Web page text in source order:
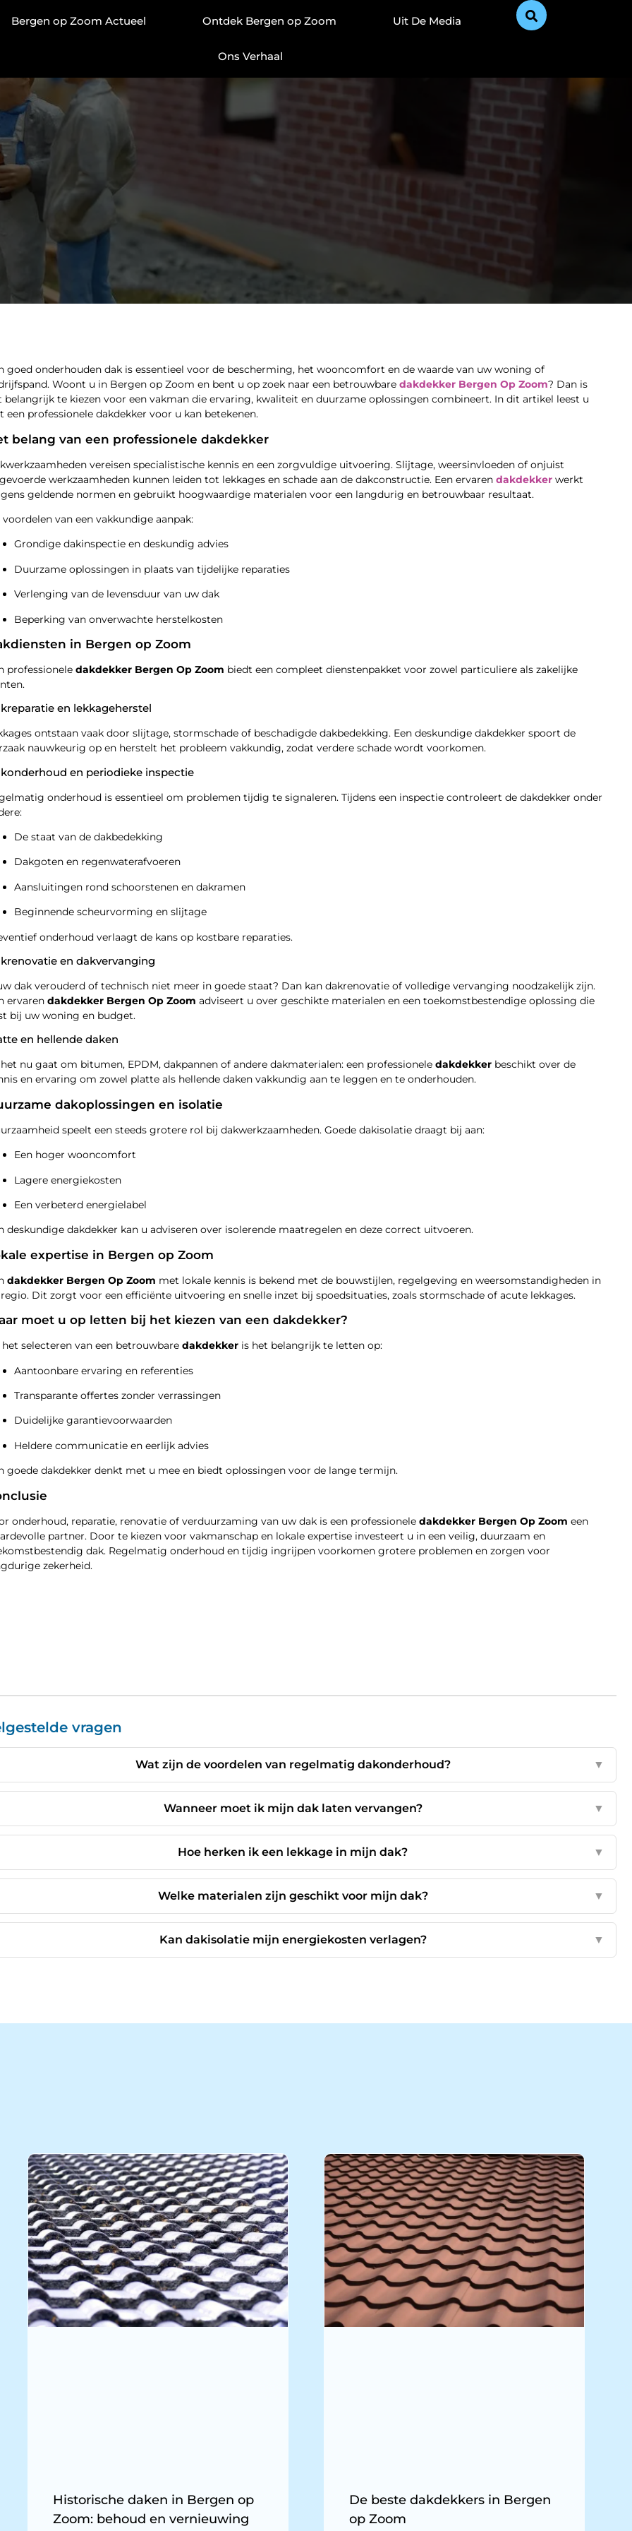
Bergen op Zoom Actueel Ontdek Bergen op Zoom Uit De Media
Ons Verhaal
goed onderhouden dak is essentieel voor de bescherming, het wooncomfort en de waarde van uw woning of
Woont u in Bergen op Zoom en bent u op zoek naar een betrouwbare dakdekker Bergen Op Zoom? Dan is
belangrijk te kiezen voor een vakman die ervaring, kwaliteit en duurzame oplossingen combineert. In dit artikel leest u
een professionele dakdekker voor u kan betekenen.
belang van een professionele dakdekker
vereisen specialistische kennis en een zorgvuldige uitvoering. Slijtage, weersinvloeden of onjuist
werkzaamheden kunnen leiden tot lekkages en schade aan de dakconstructie. Een ervaren dakdekker werkt
geldende normen en gebruikt hoogwaardige materialen voor een langdurig en betrouwbaar resultaat.
voordelen van een vakkundige aanpak:
Grondige dakinspectie en deskundig advies
Duurzame oplossingen in plaats van tijdelijke reparaties
Verlenging van de levensduur van uw dak
Beperking van onverwachte herstelkosten
in Bergen op Zoom
professionele dakdekker Bergen Op Zoom biedt een compleet dienstenpakket voor zowel particuliere als zakelijke
en lekkageherstel
ontstaan vaak door slijtage, stormschade of beschadigde dakbedekking. Een deskundige dakdekker spoort de
nauwkeurig op en herstelt het probleem vakkundig, zodat verdere schade wordt voorkomen.
en periodieke inspectie
onderhoud is essentieel om problemen tijdig te signaleren. Tijdens een inspectie controleert de dakdekker onder
De staat van de dakbedekking
Dakgoten en regenwaterafvoeren
Aansluitingen rond schoorstenen en dakramen
Beginnende scheurvorming en slijtage
onderhoud verlaagt de kans op kostbare reparaties.
en dakvervanging
dak verouderd of technisch niet meer in goede staat? Dan kan dakrenovatie of volledige vervanging noodzakelijk zijn.
ervaren dakdekker Bergen Op Zoom adviseert u over geschikte materialen en een toekomstbestendige oplossing die
bij uw woning en budget.
en hellende daken
nu gaat om bitumen, EPDM, dakpannen of andere dakmaterialen: een professionele dakdekker beschikt over de
en ervaring om zowel platte als hellende daken vakkundig aan te leggen en te onderhouden.
dakoplossingen en isolatie
speelt een steeds grotere rol bij dakwerkzaamheden. Goede dakisolatie draagt bij aan:
Een hoger wooncomfort
Lagere energiekosten
Een verbeterd energielabel
deskundige dakdekker kan u adviseren over isolerende maatregelen en deze correct uitvoeren.
expertise in Bergen op Zoom
dakdekker Bergen Op Zoom met lokale kennis is bekend met de bouwstijlen, regelgeving en weersomstandigheden in
Dit zorgt voor een efficiënte uitvoering en snelle inzet bij spoedsituaties, zoals stormschade of acute lekkages.
moet u op letten bij het kiezen van een dakdekker?
selecteren van een betrouwbare dakdekker is het belangrijk te letten op:
Aantoonbare ervaring en referenties
Transparante offertes zonder verrassingen
Duidelijke garantievoorwaarden
Heldere communicatie en eerlijk advies
goede dakdekker denkt met u mee en biedt oplossingen voor de lange termijn.
onderhoud, reparatie, renovatie of verduurzaming van uw dak is een professionele dakdekker Bergen Op Zoom een
partner. Door te kiezen voor vakmanschap en lokale expertise investeert u in een veilig, duurzaam en
dak. Regelmatig onderhoud en tijdig ingrijpen voorkomen grotere problemen en zorgen voor
zekerheid.
vragen
Wat zijn de voordelen van regelmatig dakonderhoud? ▼
Wanneer moet ik mijn dak laten vervangen? ▼
Hoe herken ik een lekkage in mijn dak? ▼
Welke materialen zijn geschikt voor mijn dak? ▼
Kan dakisolatie mijn energiekosten verlagen? ▼
Historische daken in Bergen op
Zoom: behoud en vernieuwing
De beste dakdekkers in Bergen
op Zoom